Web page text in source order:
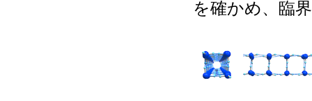
を確かめ、臨